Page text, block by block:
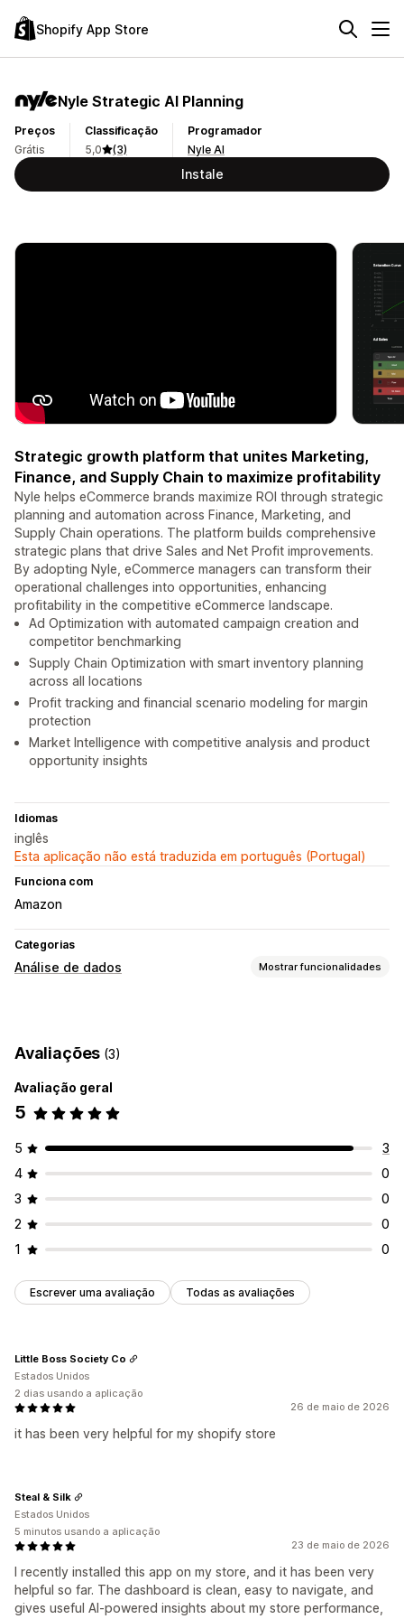
Shopify App Store
Nyle Strategic AI Planning
Preços
Grátis
Classificação
5,0
(3)
Programador
Nyle AI
Instale
Strategic growth platform that unites Marketing,
Finance, and Supply Chain to maximize profitability
Nyle helps eCommerce brands maximize ROI through strategic
planning and automation across Finance, Marketing, and
Supply Chain operations. The platform builds comprehensive
strategic plans that drive Sales and Net Profit improvements.
By adopting Nyle, eCommerce managers can transform their
operational challenges into opportunities, enhancing
profitability in the competitive eCommerce landscape.
Ad Optimization with automated campaign creation and
competitor benchmarking
Supply Chain Optimization with smart inventory planning
across all locations
Profit tracking and financial scenario modeling for margin
protection
Market Intelligence with competitive analysis and product
opportunity insights
Idiomas
inglês
Esta aplicação não está traduzida em português (Portugal)
Funciona com
Amazon
Categorias
Análise de dados Mostrar funcionalidades
Análise de funil
Imagens e relatórios
Dashboard de análise de dados
Avaliações (3)
Avaliação geral
5
5
3
4
0
3
0
2
0
1
0
Escrever uma avaliação Todas as avaliações
26 de maio de 2026
it has been very helpful for my shopify store
Little Boss Society Co
Estados Unidos
2 dias usando a aplicação
23 de maio de 2026
I recently installed this app on my store, and it has been very
helpful so far. The dashboard is clean, easy to navigate, and
gives useful AI-powered insights about my store performance,
Steal & Silk
Estados Unidos
5 minutos usando a aplicação